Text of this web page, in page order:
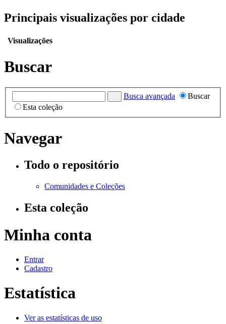
Principais visualizações por cidade
Visualizações
Buscar
Busca avançada
Buscar
Esta coleção
Navegar
Todo o repositório
Comunidades e Coleções
Esta coleção
Minha conta
Entrar
Cadastro
Estatística
Ver as estatísticas de uso